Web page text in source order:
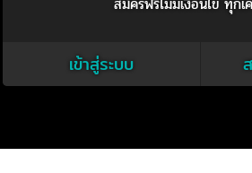
เข้าสู่ระบบ